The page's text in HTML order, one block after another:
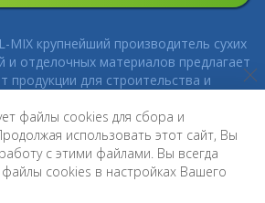
MIX крупнейший производитель сухих
и отделочных материалов предлагает
продукции для строительства и
поддержка, гарантия на все
Copyright. All rights reserved.
файлы cookies для сбора и
использовать этот сайт, Вы
с этими файлами. Вы всегда
cookies в настройках Вашего